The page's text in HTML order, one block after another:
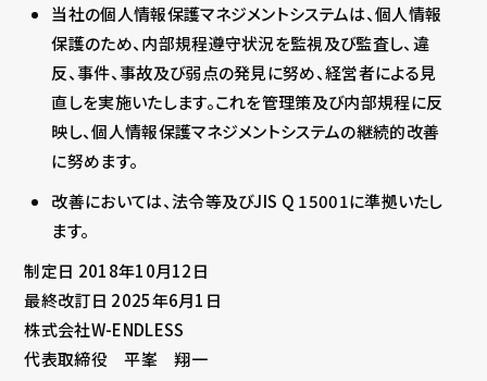
当社の個人情報保護マネジメントシステムは、個人情報
保護のため、内部規程遵守状況を監視及び監査し、違
反、事件、事故及び弱点の発見に努め、経営者による見
直しを実施いたします。これを管理策及び内部規程に反
映し、個人情報保護マネジメントシステムの継続的改善
に努めます。
改善においては、法令等及びJIS Q 15001に準拠いたし
ます。
制定日 2018年10月12日
最終改訂日 2025年6月1日
株式会社W-ENDLESS
代表取締役 平峯 翔一